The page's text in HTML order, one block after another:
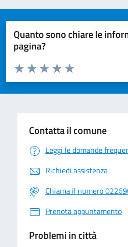
Quanto sono chiare le
pagina?
Valuta da 1 a 5 stelle la pagina
Valuta 5 stelle su 5
Valuta 4 stelle su 5
Valuta 3 stelle su 5
Valuta 2 stelle su 5
Valuta 1 stelle su 5
Contatta il comune
Leggi le domande
Richiedi assistenza
Chiama il numero
Prenota appuntamento
Problemi in città